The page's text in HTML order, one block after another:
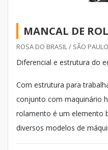
MANCAL DE
ROSA DO BRASIL / SÃO
Diferencial e estrutura do
Com estrutura para
conjunto com maquinário
rolamento é um elemento
diversos modelos de
diferenciais com sua